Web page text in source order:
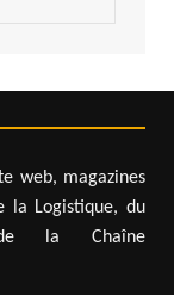
web, magazines
la Logistique, du
la Chaîne